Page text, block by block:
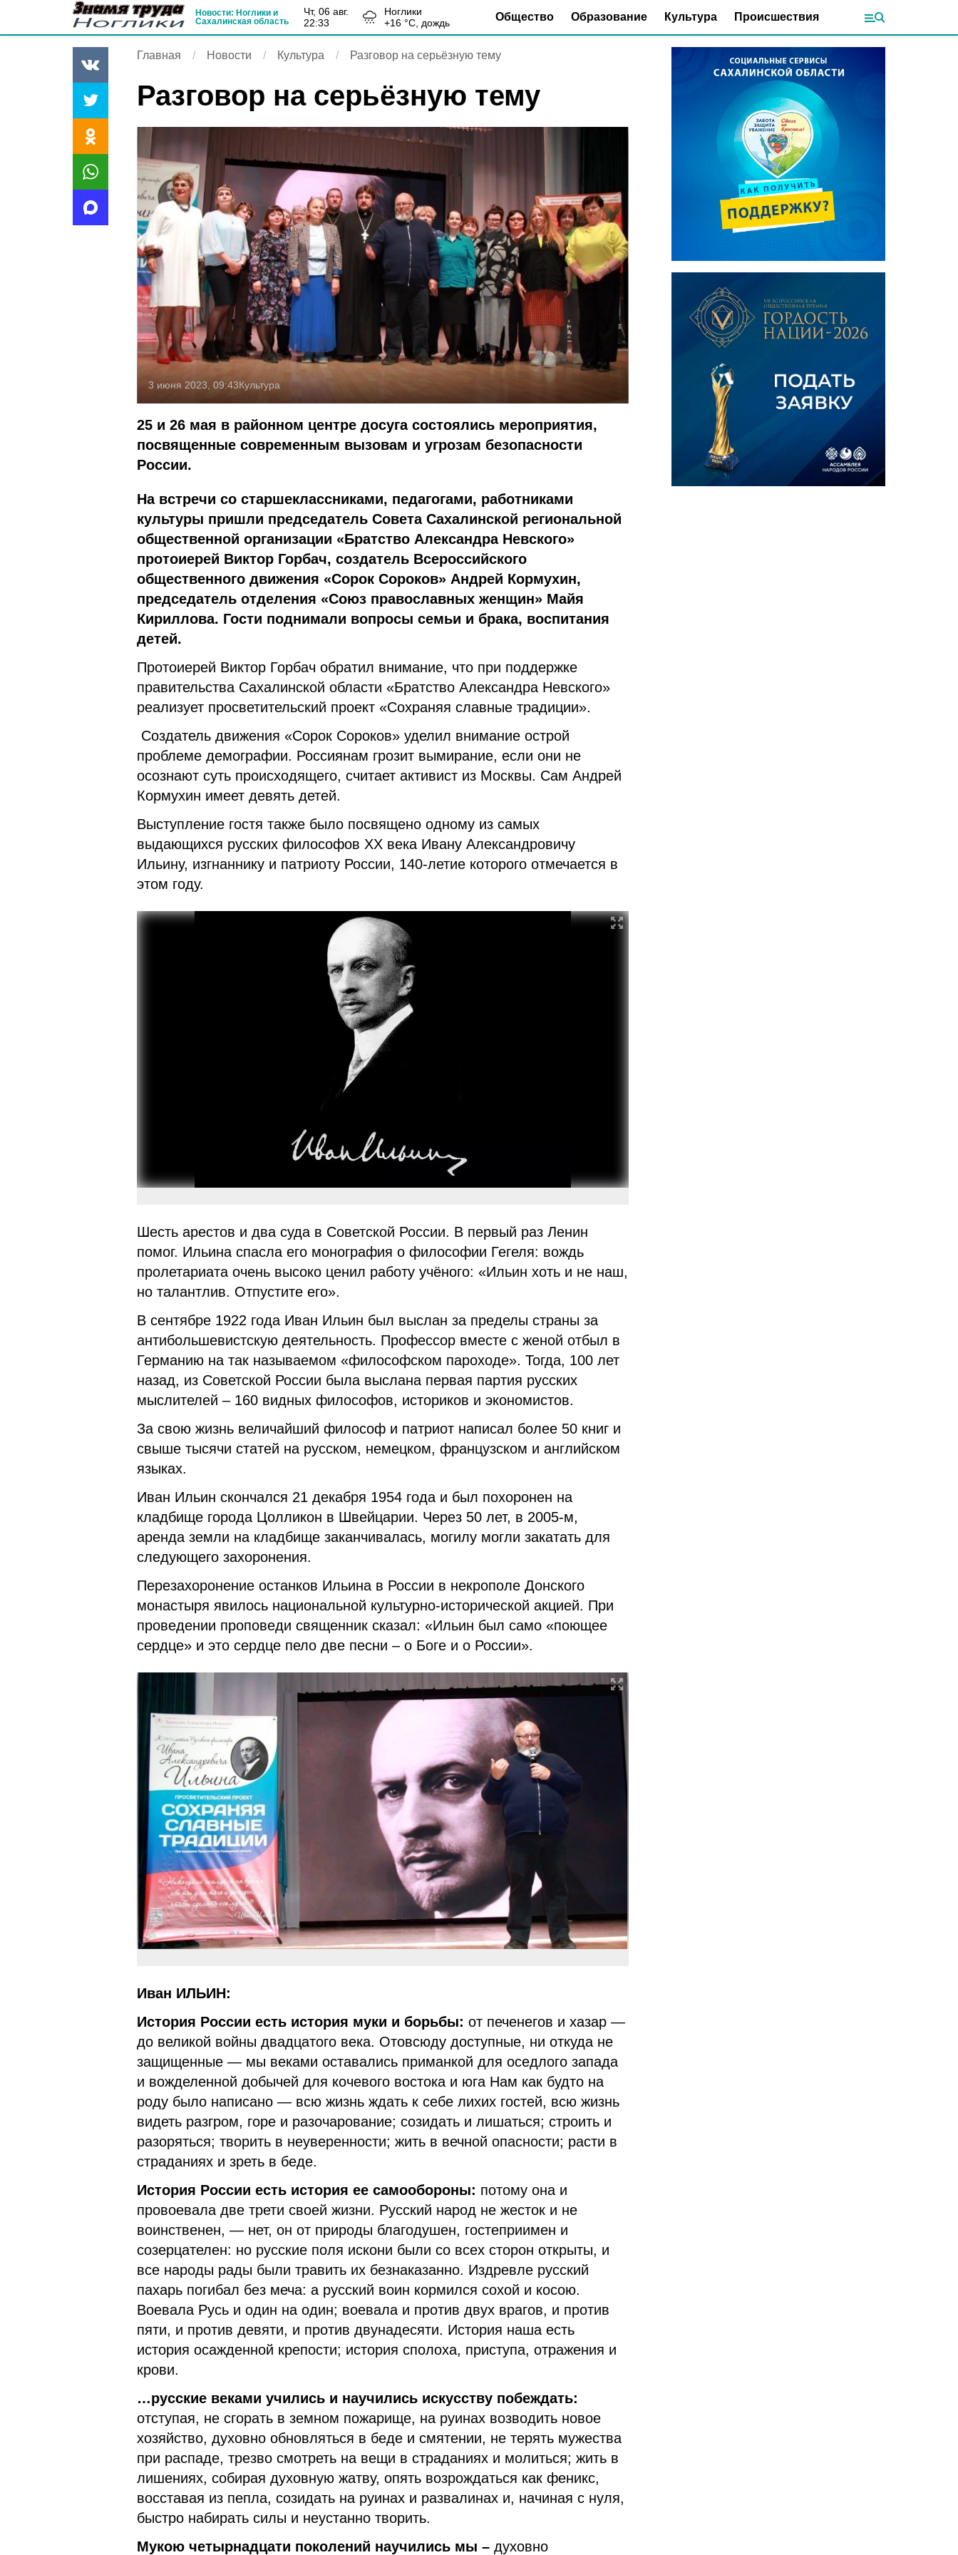
Новости: Ноглики и
Сахалинская область
чт, 06 авг.
22:33
Ноглики
+16 °С, дождь Общество Образование Культура Происшествия
Главная Новости Культура Разговор на серьёзную тему
Разговор на серьёзную тему
3 июня 2023, 09:43Культура
25 и 26 мая в районном центре досуга состоялись мероприятия,
посвященные современным вызовам и угрозам безопасности
России.
На встречи со старшеклассниками, педагогами, работниками
культуры пришли председатель Совета Сахалинской региональной
общественной организации «Братство Александра Невского»
протоиерей Виктор Горбач, создатель Всероссийского
общественного движения «Сорок Сороков» Андрей Кормухин,
председатель отделения «Союз православных женщин» Майя
Кириллова. Гости поднимали вопросы семьи и брака, воспитания
детей.
Протоиерей Виктор Горбач обратил внимание, что при поддержке
правительства Сахалинской области «Братство Александра Невского»
реализует просветительский проект «Сохраняя славные традиции».
Создатель движения «Сорок Сороков» уделил внимание острой
проблеме демографии. Россиянам грозит вымирание, если они не
осознают суть происходящего, считает активист из Москвы. Сам Андрей
Кормухин имеет девять детей.
Выступление гостя также было посвящено одному из самых
выдающихся русских философов ХХ века Ивану Александровичу
Ильину, изгнаннику и патриоту России, 140-летие которого отмечается в
этом году.
Шесть арестов и два суда в Советской России. В первый раз Ленин
помог. Ильина спасла его монография о философии Гегеля: вождь
пролетариата очень высоко ценил работу учёного: «Ильин хоть и не наш,
но талантлив. Отпустите его».
В сентябре 1922 года Иван Ильин был выслан за пределы страны за
антибольшевистскую деятельность. Профессор вместе с женой отбыл в
Германию на так называемом «философском пароходе». Тогда, 100 лет
назад, из Советской России была выслана первая партия русских
мыслителей – 160 видных философов, историков и экономистов.
За свою жизнь величайший философ и патриот написал более 50 книг и
свыше тысячи статей на русском, немецком, французском и английском
языках.
Иван Ильин скончался 21 декабря 1954 года и был похоронен на
кладбище города Цолликон в Швейцарии. Через 50 лет, в 2005-м,
аренда земли на кладбище заканчивалась, могилу могли закатать для
следующего захоронения.
Перезахоронение останков Ильина в России в некрополе Донского
монастыря явилось национальной культурно-исторической акцией. При
проведении проповеди священник сказал: «Ильин был само «поющее
сердце» и это сердце пело две песни – о Боге и о России».
Иван ИЛЬИН:
История России есть история муки и борьбы: от печенегов и хазар —
до великой войны двадцатого века. Отовсюду доступные, ни откуда не
защищенные — мы веками оставались приманкой для оседлого запада
и вожделенной добычей для кочевого востока и юга Нам как будто на
роду было написано — всю жизнь ждать к себе лихих гостей, всю жизнь
видеть разгром, горе и разочарование; созидать и лишаться; строить и
разоряться; творить в неуверенности; жить в вечной опасности; расти в
страданиях и зреть в беде.
История России есть история ее самообороны: потому она и
провоевала две трети своей жизни. Русский народ не жесток и не
воинственен, — нет, он от природы благодушен, гостеприимен и
созерцателен: но русские поля искони были со всех сторон открыты, и
все народы рады были травить их безнаказанно. Издревле русский
пахарь погибал без меча: а русский воин кормился сохой и косою.
Воевала Русь и один на один; воевала и против двух врагов, и против
пяти, и против девяти, и против двунадесяти. История наша есть
история осажденной крепости; история сполоха, приступа, отражения и
крови.
…русские веками учились и научились искусству побеждать:
отступая, не сгорать в земном пожарище, на руинах возводить новое
хозяйство, духовно обновляться в беде и смятении, не терять мужества
при распаде, трезво смотреть на вещи в страданиях и молиться; жить в
лишениях, собирая духовную жатву, опять возрождаться как феникс,
восставая из пепла, созидать на руинах и развалинах и, начиная с нуля,
быстро набирать силы и неустанно творить.
Мукою четырнадцати поколений научились мы – духовно